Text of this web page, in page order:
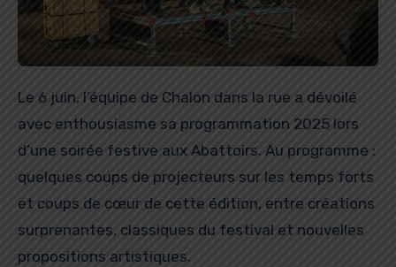
Le 6 juin, l’équipe de Chalon dans la rue a dévoilé
avec enthousiasme sa programmation 2025 lors
d’une soirée festive aux Abattoirs. Au programme :
quelques coups de projecteurs sur les temps forts
et coups de cœur de cette édition, entre créations
surprenantes, classiques du festival et nouvelles
propositions artistiques.